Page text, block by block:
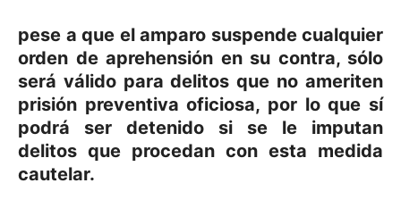
pese a que el amparo suspende cualquier
orden de aprehensión en su contra, sólo
será válido para delitos que no ameriten
prisión preventiva oficiosa, por lo que sí
podrá ser detenido si se le imputan
delitos que procedan con esta medida
cautelar.